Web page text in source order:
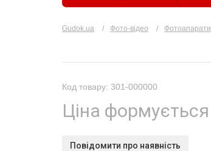
Gudok.ua Фото-відео Фотоапарати
Код товару: 301-000000
Ціна формується
Повідомити про наявність